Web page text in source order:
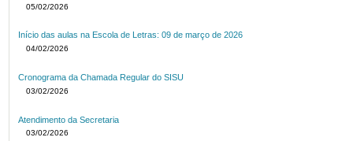
05/02/2026
Início das aulas na Escola de Letras: 09 de março de 2026
04/02/2026
Cronograma da Chamada Regular do SISU
03/02/2026
Atendimento da Secretaria
03/02/2026